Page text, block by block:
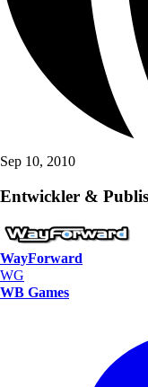
Sep 10, 2010
Entwickler &
WayForward
WG
WB Games